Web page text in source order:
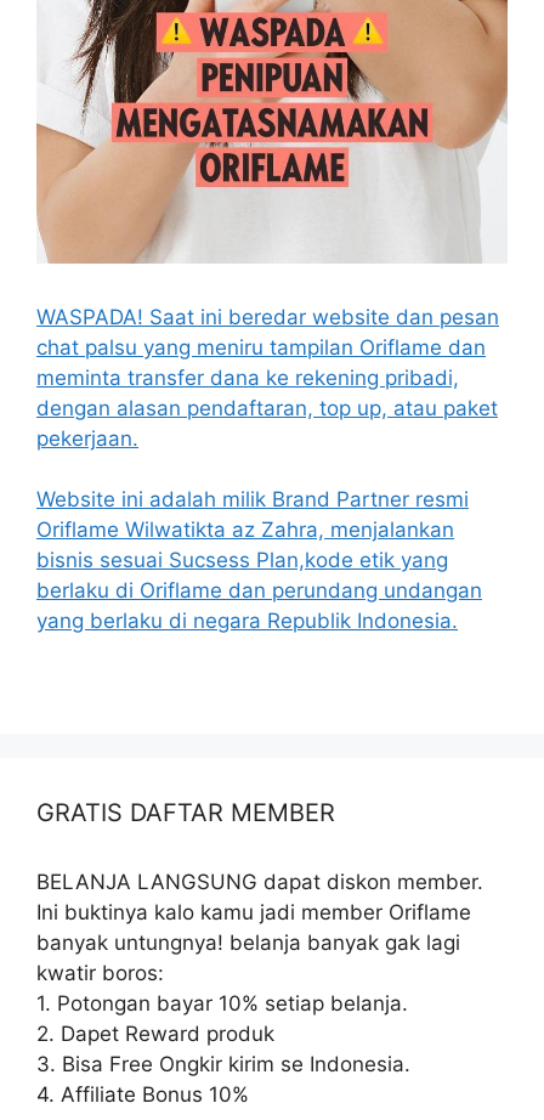
WASPADA! Saat ini beredar website dan pesan
chat palsu yang meniru tampilan Oriflame dan
meminta transfer dana ke rekening pribadi,
dengan alasan pendaftaran, top up, atau paket
pekerjaan.
Website ini adalah milik Brand Partner resmi
Oriflame Wilwatikta az Zahra, menjalankan
bisnis sesuai Sucsess Plan,kode etik yang
berlaku di Oriflame dan perundang undangan
yang berlaku di negara Republik Indonesia.
GRATIS DAFTAR MEMBER
BELANJA LANGSUNG dapat diskon member.
Ini buktinya kalo kamu jadi member Oriflame
banyak untungnya! belanja banyak gak lagi
kwatir boros:
1. Potongan bayar 10% setiap belanja.
2. Dapet Reward produk
3. Bisa Free Ongkir kirim se Indonesia.
4. Affiliate Bonus 10%